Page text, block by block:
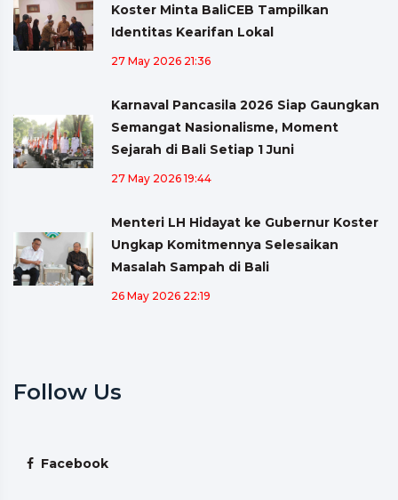
Koster Minta BaliCEB Tampilkan
Identitas Kearifan Lokal
27 May 2026 21:36
Karnaval Pancasila 2026 Siap Gaungkan
Semangat Nasionalisme, Moment
Sejarah di Bali Setiap 1 Juni
27 May 2026 19:44
Menteri LH Hidayat ke Gubernur Koster
Ungkap Komitmennya Selesaikan
Masalah Sampah di Bali
26 May 2026 22:19
Follow Us
Facebook